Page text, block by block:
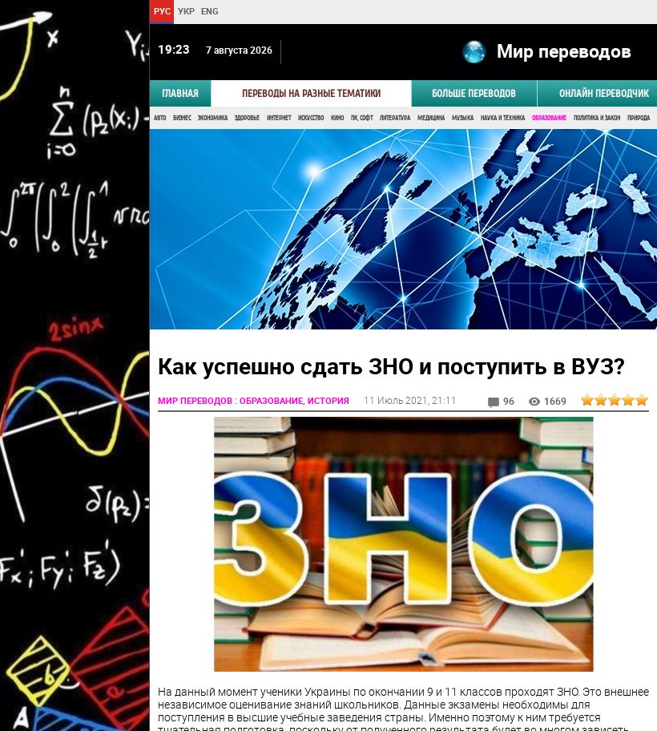
РУС УКР ENG
19 23 7 августа 2026 Мир переводов
ГЛАВНАЯ ПЕРЕВОДЫ НА РАЗНЫЕ ТЕМАТИКИ БОЛЬШЕ ПЕРЕВОДОВ ОНЛАЙН ПЕРЕВОДЧИК
АВТО БИЗНЕС ЭКОНОМИКА ЗДОРОВЬЕ ИНТЕРНЕТ ИСКУССТВО КИНО ПК, СОФТ ЛИТЕРАТУРА МЕДИЦИНА МУЗЫКА НАУКА И ТЕХНИКА ОБРАЗОВАНИЕ ПОЛИТИКА И ЗАКОН ПРИРОДА
Как успешно сдать ЗНО и поступить в ВУЗ?
МИР ПЕРЕВОДОВ: ОБРАЗОВАНИЕ, ИСТОРИЯ 11 Июль 2021 , 21:11 96 1669
На данный момент ученики Украины по окончании 9 и 11 классов проходят ЗНО. Это внешнее
независимое оценивание знаний школьников. Данные экзамены необходимы для
поступления в высшие учебные заведения страны. Именно поэтому к ним требуется